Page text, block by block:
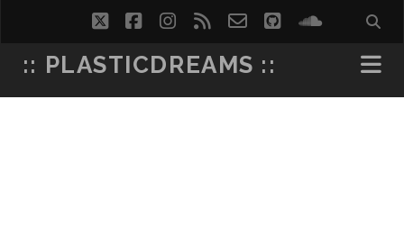
twitterfacebookinstagram
rss email-
form
github
:: PLASTICDREAMS ::